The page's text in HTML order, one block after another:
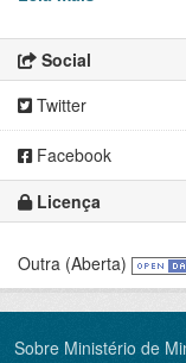
Social
Twitter
Facebook
Licença
Outra (Aberta)
Sobre Ministério de